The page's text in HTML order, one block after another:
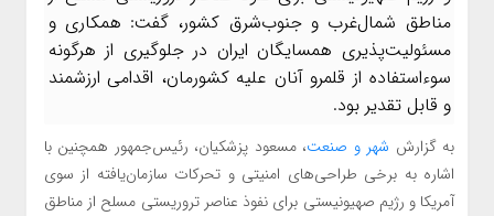
مناطق شمال‌غرب و جنوب‌شرق کشور، گفت: همکاری و
مسئولیت‌پذیری همسایگان ایران در جلوگیری از هرگونه
سوءاستفاده از قلمرو آنان علیه کشورمان، اقدامی ارزشمند
و قابل تقدیر بود.
به گزارش شهر و صنعت، مسعود پزشکیان، رئیس‌جمهور همچنین با
اشاره به برخی طراحی‌های امنیتی و تحرکات سازمان‌یافته از سوی
آمریکا و رژیم صهیونیستی برای نفوذ عناصر تروریستی مسلح از مناطق